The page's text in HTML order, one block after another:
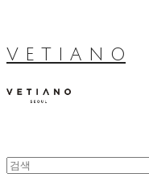
V E T I A N O